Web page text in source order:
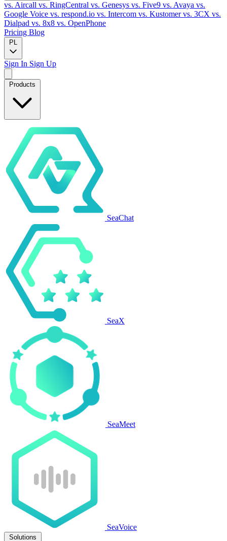
vs. Aircall vs. RingCentral vs. Genesys vs. Five9 vs. Avaya vs.
Google Voice vs. respond.io vs. Intercom vs. Kustomervs. 3CX vs.
Dialpad vs. 8x8 vs. OpenPhone
Pricing Blog
PL
Sign In Sign Up
Products
SeaChat
SeaX
SeaMeet
SeaVoice
Solutions